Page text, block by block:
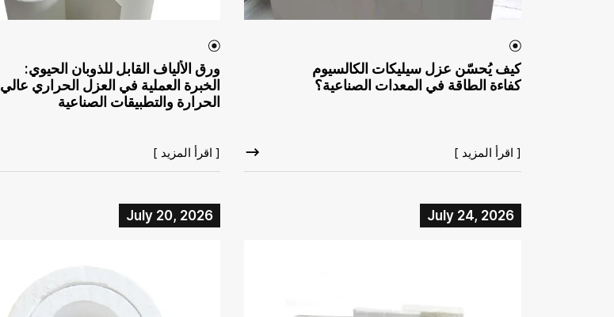
كيف يُحسّن عزل سيليكات الكالسيوم
كفاءة الطاقة في المعدات الصناعية؟
[ اقرأ المزيد ]
ورق الألياف القابل للذوبان الحيوي:
الخبرة العملية في العزل الحراري عالي
الحرارة والتطبيقات الصناعية
[ اقرأ المزيد ]
July 24, 2026
July 20, 2026